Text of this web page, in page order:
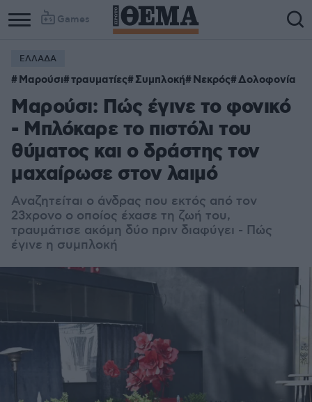
Games
ΕΛΛΑΔΑ
Μαρούσι τραυματίες Συμπλοκή Νεκρός Δολοφονία
Μαρούσι: Πώς έγινε το φονικό
- Μπλόκαρε το πιστόλι του
θύματος και ο δράστης τον
μαχαίρωσε στον λαιμό
Αναζητείται ο άνδρας που εκτός από τον
23χρονο ο οποίος έχασε τη ζωή του,
τραυμάτισε ακόμη δύο πριν διαφύγει - Πώς
έγινε η συμπλοκή